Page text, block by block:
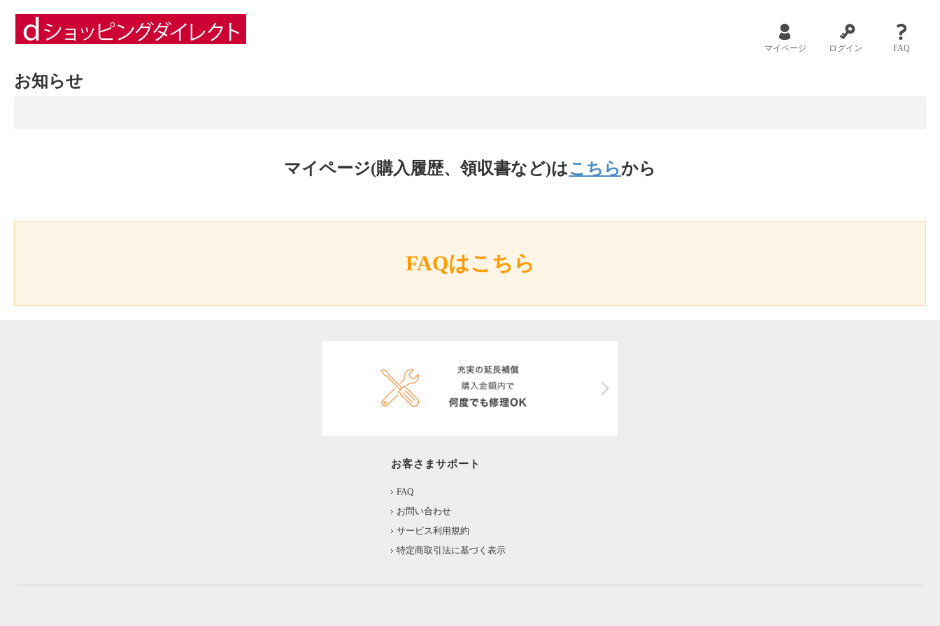
マイページ ログイン FAQ
お知らせ
マイページ(購入履歴、領収書など)はこちらから
FAQはこちら
お客さまサポート
FAQ
お問い合わせ
サービス利用規約
特定商取引法に基づく表示